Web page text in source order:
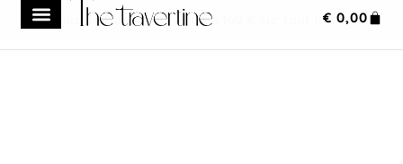
Frais de transport réduit à 149 € sur tout le site
€ 0,00